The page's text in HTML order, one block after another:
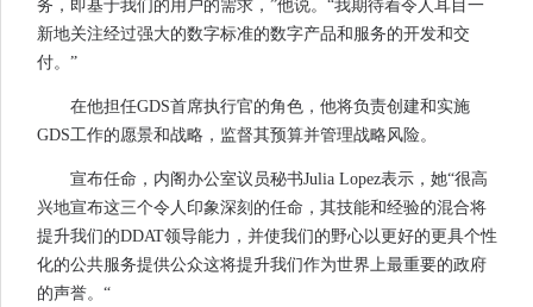
务，即基于我们的用户的需求，”他说。“我期待着令人耳目一
新地关注经过强大的数字标准的数字产品和服务的开发和交
付。”
在他担任GDS首席执行官的角色，他将负责创建和实施
GDS工作的愿景和战略，监督其预算并管理战略风险。
宣布任命，内阁办公室议员秘书Julia Lopez表示，她“很高
兴地宣布这三个令人印象深刻的任命，其技能和经验的混合将
提升我们的DDAT领导能力，并使我们的野心以更好的更具个性
化的公共服务提供公众这将提升我们作为世界上最重要的政府
的声誉。“